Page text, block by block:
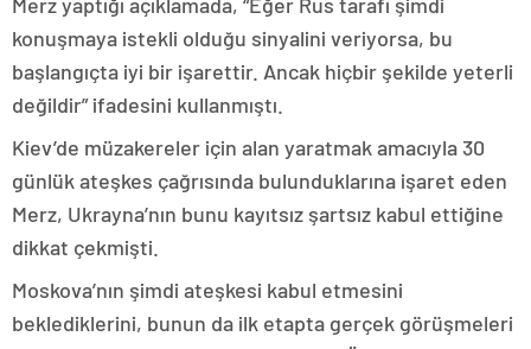
Merz yaptığı açıklamada, “Eğer Rus tarafı şimdi
konuşmaya istekli olduğu sinyalini veriyorsa, bu
başlangıçta iyi bir işarettir. Ancak hiçbir şekilde yeterli
değildir” ifadesini kullanmıştı.
Kiev’de müzakereler için alan yaratmak amacıyla 30
günlük ateşkes çağrısında bulunduklarına işaret eden
Merz, Ukrayna’nın bunu kayıtsız şartsız kabul ettiğine
dikkat çekmişti.
Moskova’nın şimdi ateşkesi kabul etmesini
beklediklerini, bunun da ilk etapta gerçek görüşmeleri